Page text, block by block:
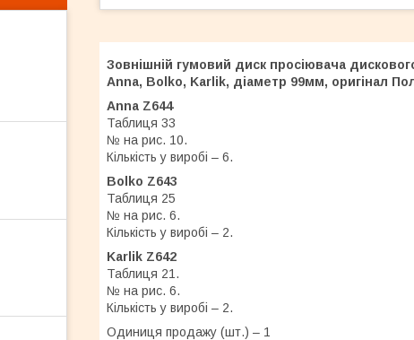
Зовнішній гумовий диск просіювача
Anna, Bolko, Karlik, діаметр 99мм, оригінал
Anna Z644
Таблиця 33
№ на рис. 10.
Кількість у виробі – 6.
Bolko Z643
Таблиця 25
№ на рис. 6.
Кількість у виробі – 2.
Karlik Z642
Таблиця 21.
№ на рис. 6.
Кількість у виробі – 2.
Одиниця продажу (шт.) – 1